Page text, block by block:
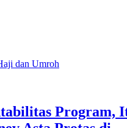
dan Umroh
Program,